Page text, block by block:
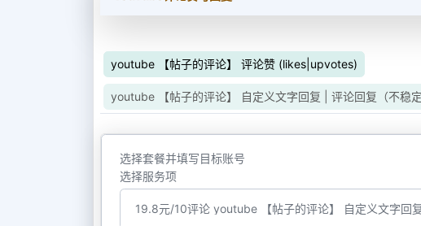
youtube 【帖子的评论】 评论赞 (likes|upvotes)
youtube 【帖子的评论】 自定义文字回复 | 评论回复（不稳定
选择套餐并填写目标账号
选择服务项